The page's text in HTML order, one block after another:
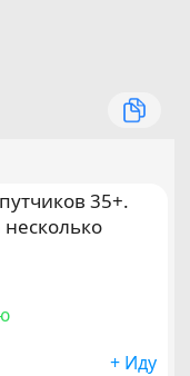
35+.
несколько
+ Иду